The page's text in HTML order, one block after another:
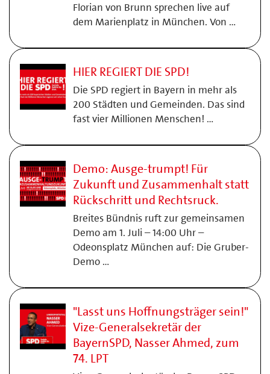
Florian von Brunn sprechen live auf
dem Marienplatz in München. Von …
HIER REGIERT DIE SPD!
Die SPD regiert in Bayern in mehr als
200 Städten und Gemeinden. Das sind
fast vier Millionen Menschen! …
Demo: Ausge-trumpt! Für
Zukunft und Zusammenhalt statt
Rückschritt und Rechtsruck.
Breites Bündnis ruft zur gemeinsamen
Demo am 1. Juli – 14:00 Uhr –
Odeonsplatz München auf: Die Gruber-
Demo …
"Lasst uns Hoffnungsträger sein!"
Vize-Generalsekretär der
BayernSPD, Nasser Ahmed, zum
74. LPT